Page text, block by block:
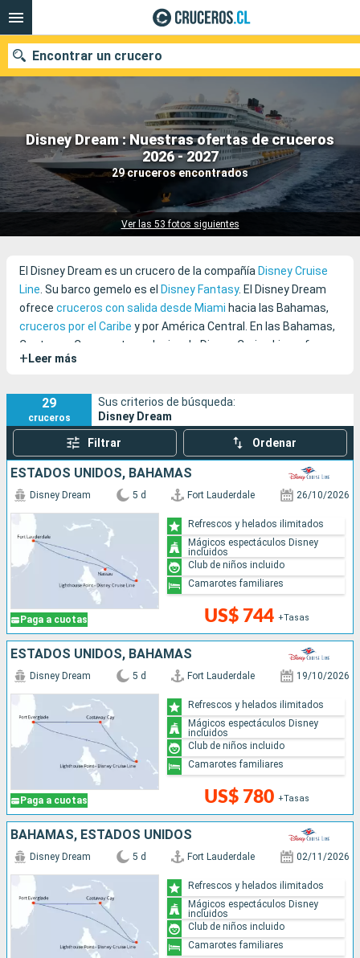
Disney Dream : Nuestras ofertas de cruceros
2026 - 2027
29 cruceros encontrados
Ver las 53 fotos siguientes
Encontrar un crucero
Nuestros destinos
Fecha de salida
El Disney Dream es un crucero de la compañía Disney Cruise
Line. Su barco gemelo es el Disney Fantasy. El Disney Dream
ofrece cruceros con salida desde Miami hacia las Bahamas,
cruceros por el Caribe y por América Central. En las Bahamas,
Castaway Cay, puerto exclusivo de Disney Cruise Line, ofrece
una gran variedad de actividades en un verdadero paraíso
familiares: tras su elegancia clásica, el barco ofrece una
amplia gama de entretenimientos para todas las edades.
+ Leer más
29
cruceros
Sus criterios de búsqueda:
Disney Dream
Filtrar Ordenar
ESTADOS UNIDOS, BAHAMAS
Paga a cuotas
Disney Dream 5 d Fort Lauderdale 26/10/2026
US$ 744 +Tasas
Refrescos y helados ilimitados
Mágicos espectáculos Disney
incluidos
Club de niños incluido
Camarotes familiares
ESTADOS UNIDOS, BAHAMAS
Paga a cuotas
Disney Dream 5 d Fort Lauderdale 19/10/2026
US$ 780 +Tasas
Refrescos y helados ilimitados
Mágicos espectáculos Disney
incluidos
Club de niños incluido
Camarotes familiares
BAHAMAS, ESTADOS UNIDOS
Disney Dream 5 d Fort Lauderdale 02/11/2026
Refrescos y helados ilimitados
Mágicos espectáculos Disney
incluidos
Club de niños incluido
Camarotes familiares